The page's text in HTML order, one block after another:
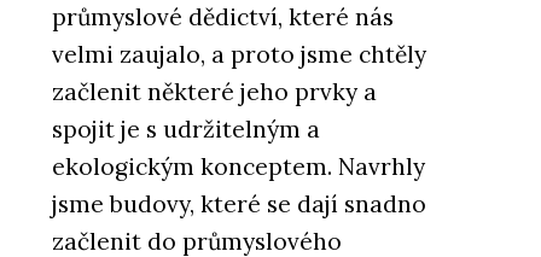
průmyslové dědictví, které nás
velmi zaujalo, a proto jsme chtěly
začlenit některé jeho prvky a
spojit je s udržitelným a
ekologickým konceptem. Navrhly
jsme budovy, které se dají snadno
začlenit do průmyslového